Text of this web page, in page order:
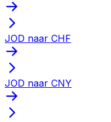
JOD naar CHF
JOD naar CNY